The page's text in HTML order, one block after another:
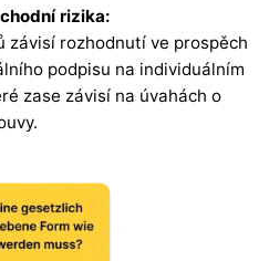
rizika:
závisí rozhodnutí ve prospěch
podpisu na individuálním
zase závisí na úvahách o